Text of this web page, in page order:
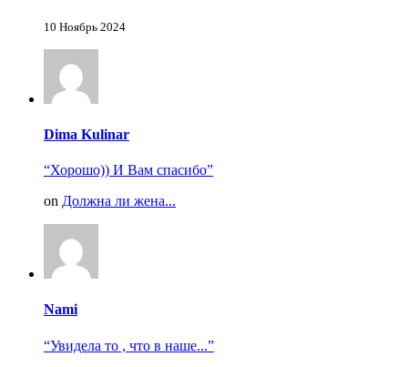
10 Ноябрь 2024
Dima Kulinar
“Хорошо)) И Вам спасибо”
on Должна ли жена...
Nami
“Увидела то , что в наше...”